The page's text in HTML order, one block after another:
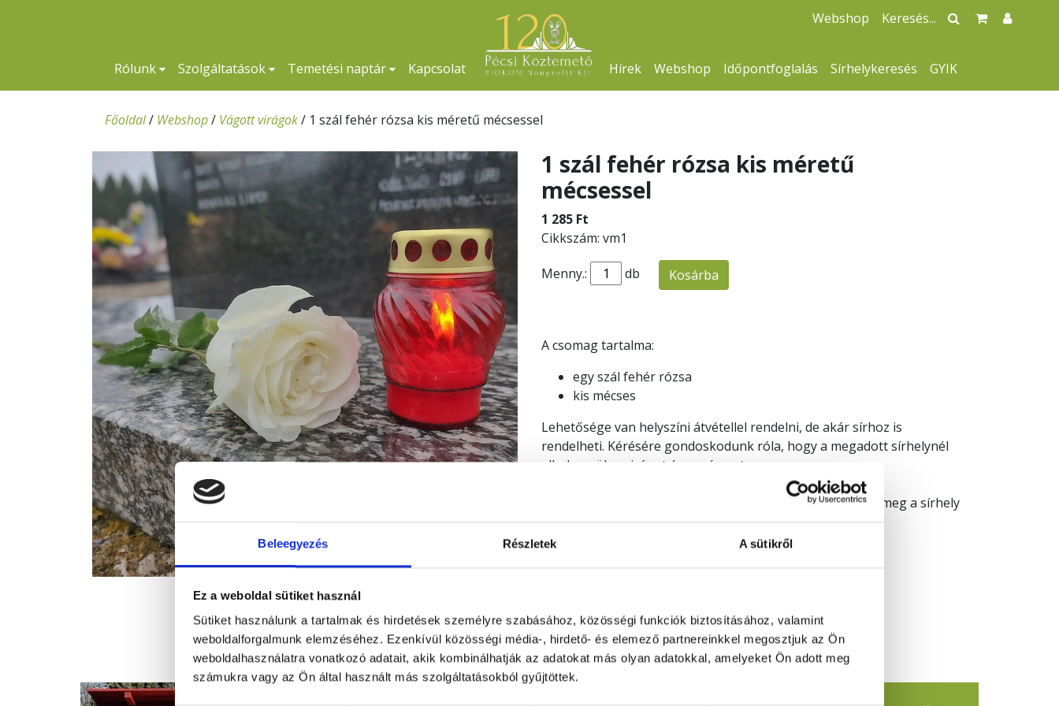
Beleegyezés Részletek A sütikről
Ez a weboldal sütiket használ
Sütiket használunk a tartalmak és hirdetések személyre szabásához, közösségi funkciók biztosításához, valamint
weboldalforgalmunk elemzéséhez. Ezenkívül közösségi média-, hirdető- és elemező partnereinkkel megosztjuk az Ön
weboldalhasználatra vonatkozó adatait, akik kombinálhatják az adatokat más olyan adatokkal, amelyeket Ön adott meg
számukra vagy az Ön által használt más szolgáltatásokból gyűjtöttek.
Rólunk Szolgáltatások Temetési naptár Kapcsolat Hírek Webshop Időpontfoglalás Sírhelykeresés GYIK
Webshop
Főoldal/ Webshop/ Vágott virágok/ 1 szál fehér rózsa kis méretű mécsessel
1 szál fehér rózsa kis méretű
mécsessel
1 285 Ft
Cikkszám: vm1
Menny.: db Kosárba
A csomag tartalma:
egy szál fehér rózsa
kis mécses
Lehetősége van helyszíni átvétellel rendelni, de akár sírhoz is
rendelheti. Kérésére gondoskodunk róla, hogy a megadott sírhelynél
elhelyezzük a virágot és a mécsest.
Kérjük, a rendelési folyamat végén, a megjegyzésnél adja meg a sírhely
pontos adatait (név, parcellaszám, sor, sírhelyszám).
A termékfotók illusztrációk.